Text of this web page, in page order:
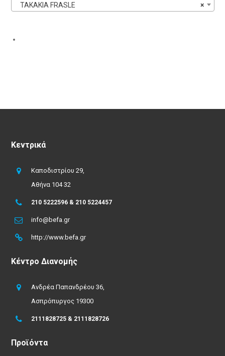
×
ΤΑΚΑΚΙΑ FRASLE
Κεντρικά
Καποδιστρίου 29,
Αθήνα 104 32
210 5222596 & 210 5224457
info@befa.gr
http://www.befa.gr
Κέντρο Διανομής
Ανδρέα Παπανδρέου 36,
Ασπρόπυργος 19300
2111828725 & 2111828726
Προϊόντα